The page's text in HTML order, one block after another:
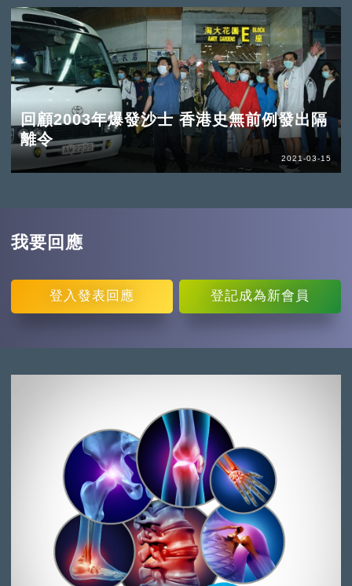
回顧2003年爆發沙士 香港史無前例發出隔
離令
2021-03-15
我要回應
登入 發表回應 登記成為新會員